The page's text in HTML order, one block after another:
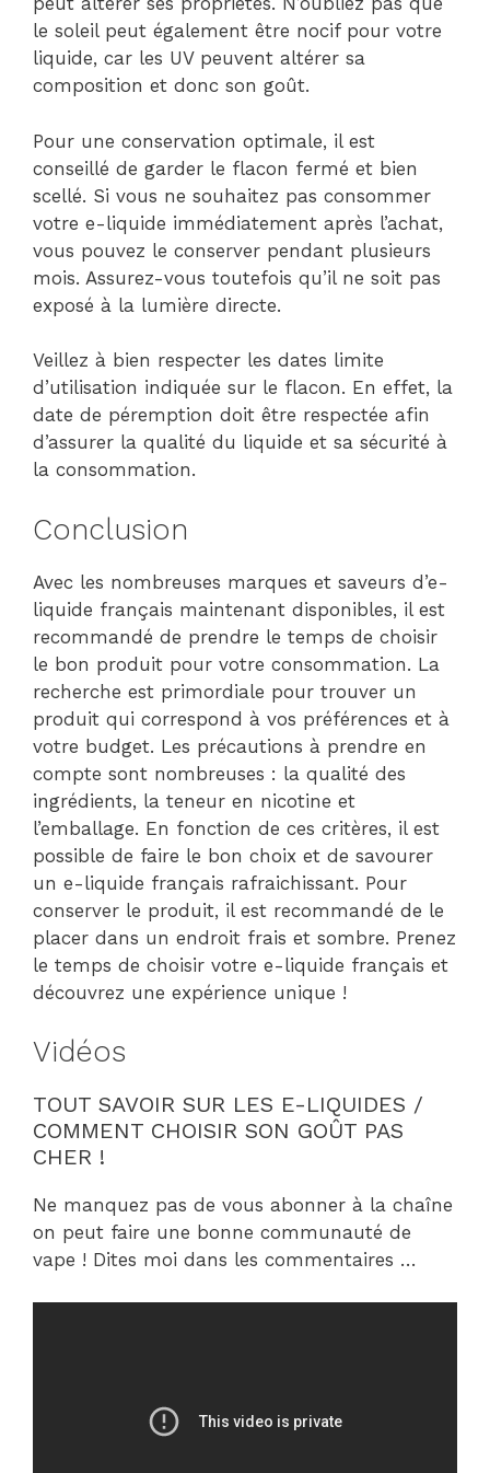
le soleil peut également être nocif pour votre
liquide, car les UV peuvent altérer sa
composition et donc son goût.
Pour une conservation optimale, il est
conseillé de garder le flacon fermé et bien
scellé. Si vous ne souhaitez pas consommer
votre e-liquide immédiatement après l’achat,
vous pouvez le conserver pendant plusieurs
mois. Assurez-vous toutefois qu’il ne soit pas
exposé à la lumière directe.
Veillez à bien respecter les dates limite
d’utilisation indiquée sur le flacon. En effet, la
date de péremption doit être respectée afin
d’assurer la qualité du liquide et sa sécurité à
la consommation.
Conclusion
Avec les nombreuses marques et saveurs d’e-
liquide français maintenant disponibles, il est
recommandé de prendre le temps de choisir
le bon produit pour votre consommation. La
recherche est primordiale pour trouver un
produit qui correspond à vos préférences et à
votre budget. Les précautions à prendre en
compte sont nombreuses : la qualité des
ingrédients, la teneur en nicotine et
l’emballage. En fonction de ces critères, il est
possible de faire le bon choix et de savourer
un e-liquide français rafraichissant. Pour
conserver le produit, il est recommandé de le
placer dans un endroit frais et sombre. Prenez
le temps de choisir votre e-liquide français et
découvrez une expérience unique !
Vidéos
TOUT SAVOIR SUR LES E-LIQUIDES /
COMMENT CHOISIR SON GOÛT PAS
CHER !
Ne manquez pas de vous abonner à la chaîne
on peut faire une bonne communauté de
vape ! Dites moi dans les commentaires …